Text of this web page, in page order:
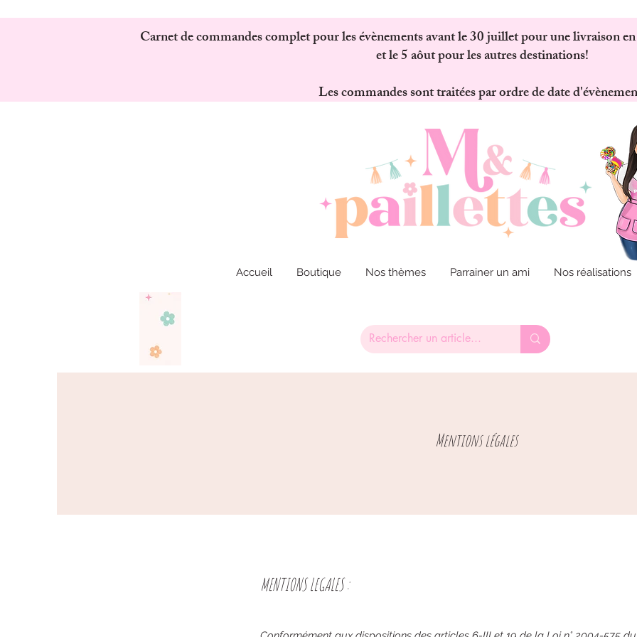
Carnet de commandes complet pour les évènements avant le 30 juillet pour une livraison
et le 5 aôut pour les autres destinations!
Les commandes sont traitées par ordre de date
Accueil Boutique Nos thèmes Parrainer un ami Nos réalisations
Mentions légales
MENTIONS LEGALES :